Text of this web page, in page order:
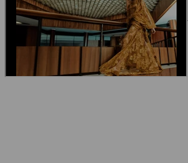
écranMettre en plein écran